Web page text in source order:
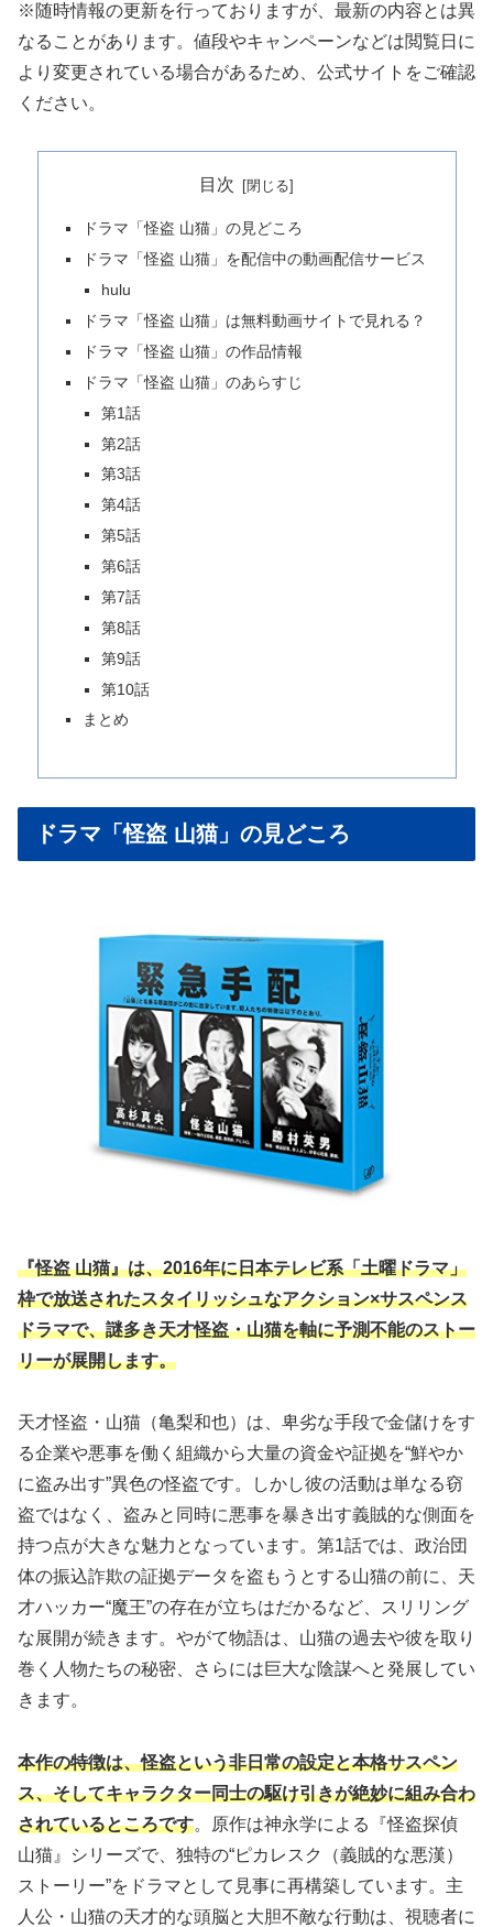
※随時情報の更新を行っておりますが、最新の内容とは異
なることがあります。値段やキャンペーンなどは閲覧日に
より変更されている場合があるため、公式サイトをご確認
ください。
目次
ドラマ「怪盗 山猫」の見どころ
ドラマ「怪盗 山猫」を配信中の動画配信サービス
hulu
ドラマ「怪盗 山猫」は無料動画サイトで見れる？
ドラマ「怪盗 山猫」の作品情報
ドラマ「怪盗 山猫」のあらすじ
第1話
第2話
第3話
第4話
第5話
第6話
第7話
第8話
第9話
第10話
まとめ
ドラマ「怪盗 山猫」の見どころ
『怪盗 山猫』は、2016年に日本テレビ系「土曜ドラマ」
枠で放送されたスタイリッシュなアクション×サスペンス
ドラマで、謎多き天才怪盗・山猫を軸に予測不能のストー
リーが展開します。
天才怪盗・山猫（亀梨和也）は、卑劣な手段で金儲けをす
る企業や悪事を働く組織から大量の資金や証拠を“鮮やか
に盗み出す”異色の怪盗です。しかし彼の活動は単なる窃
盗ではなく、盗みと同時に悪事を暴き出す義賊的な側面を
持つ点が大きな魅力となっています。第1話では、政治団
体の振込詐欺の証拠データを盗もうとする山猫の前に、天
才ハッカー“魔王”の存在が立ちはだかるなど、スリリング
な展開が続きます。やがて物語は、山猫の過去や彼を取り
巻く人物たちの秘密、さらには巨大な陰謀へと発展してい
きます。
本作の特徴は、怪盗という非日常の設定と本格サスペン
ス、そしてキャラクター同士の駆け引きが絶妙に組み合わ
されているところです。原作は神永学による『怪盗探偵
山猫』シリーズで、独特の“ピカレスク（義賊的な悪漢）
ストーリー”をドラマとして見事に再構築しています。主
人公・山猫の天才的な頭脳と大胆不敵な行動は、視聴者に